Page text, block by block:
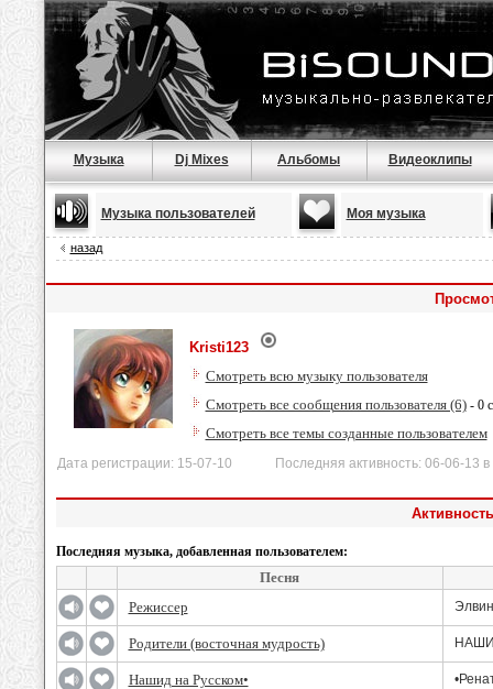
Музыка Dj Mixes Альбомы Видеоклипы
Музыка пользователей Моя музыка
назад
Kristi123
Смотреть всю музыку пользователя
Смотреть все сообщения пользователя (6)- 0
Смотреть все темы созданные пользователем
Дата регистрации: 15-07-10 Последняя активность: 06-06-13 в
Последняя музыка, добавленная пользователем:
Песня
Режиссер
Родители (восточная мудрость)
Нашид на Русском•